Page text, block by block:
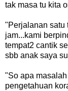
tak masa tu kita
"Perjalanan satu
jam...kami
tempat2 cantik
sbb anak saya
"So apa
pengetahuan